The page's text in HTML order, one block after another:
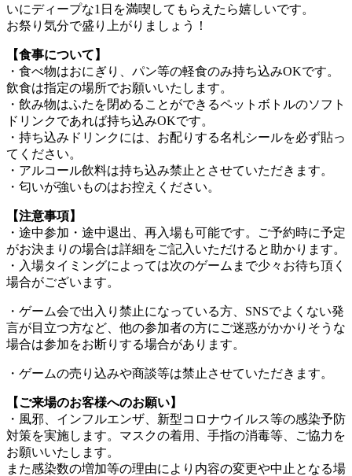
いにディープな1日を満喫してもらえたら嬉しいです。
お祭り気分で盛り上がりましょう！
【食事について】
・食べ物はおにぎり、パン等の軽食のみ持ち込みOKです。
飲食は指定の場所でお願いいたします。
・飲み物はふたを閉めることができるペットボトルのソフト
ドリンクであれば持ち込みOKです。
・持ち込みドリンクには、お配りする名札シールを必ず貼っ
てください。
・アルコール飲料は持ち込み禁止とさせていただきます。
・匂いが強いものはお控えください。
【注意事項】
・途中参加・途中退出、再入場も可能です。ご予約時に予定
がお決まりの場合は詳細をご記入いただけると助かります。
・入場タイミングによっては次のゲームまで少々お待ち頂く
場合がございます。
・ゲーム会で出入り禁止になっている方、SNSでよくない発
言が目立つ方など、他の参加者の方にご迷惑がかかりそうな
場合は参加をお断りする場合があります。
・ゲームの売り込みや商談等は禁止させていただきます。
【ご来場のお客様へのお願い】
・風邪、インフルエンザ、新型コロナウイルス等の感染予防
対策を実施します。マスクの着用、手指の消毒等、ご協力を
お願いいたします。
また感染数の増加等の理由により内容の変更や中止となる場